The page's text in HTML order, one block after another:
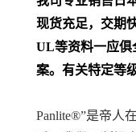
现货充足，交期
UL等资料一应俱
案。 有关特定等
Panlite®”是帝人